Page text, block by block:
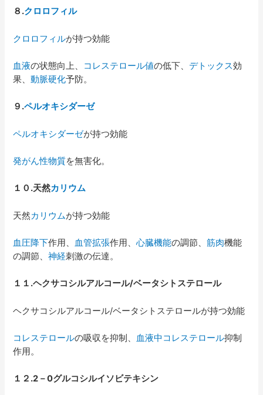
８ .クロロフィル
クロロフィルが持つ効能
血液の状態向上、 コレステロール値の低下、 デトックス効
果、動脈硬化予防。
９ .ペルオキシダーゼ
ペルオキシダーゼが持つ効能
発がん性物質を無害化。
１０ .天然カリウム
天然カリウムが持つ効能
血圧降下作用、 血管拡張作用、心臓機能の調節、筋肉機能
の調節、神経刺激の伝達。
１１ .ヘクサコシルアルコール/ベータシトステロール
ヘクサコシルアルコール/ベータシトステロールが持つ効能
コレステロールの吸収を抑制、 血液中 コレステロール抑制
作用。
１２ .2 －0グルコシルイソビテキシン